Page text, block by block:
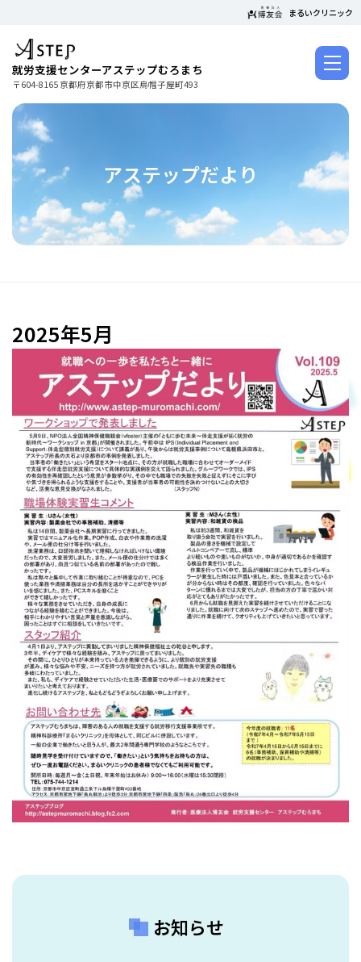
まるいクリニック
就労支援センターアステップむろまち
〒604-8165 京都府京都市中京区烏帽子屋町493
アステップだより
2025年5月
お知らせ